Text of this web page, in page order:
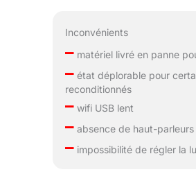
Inconvénients
–matériel livré en panne
–état déplorable pour
reconditionnés
–wifi USB lent
–absence de haut-parleurs
–impossibilité de régler la